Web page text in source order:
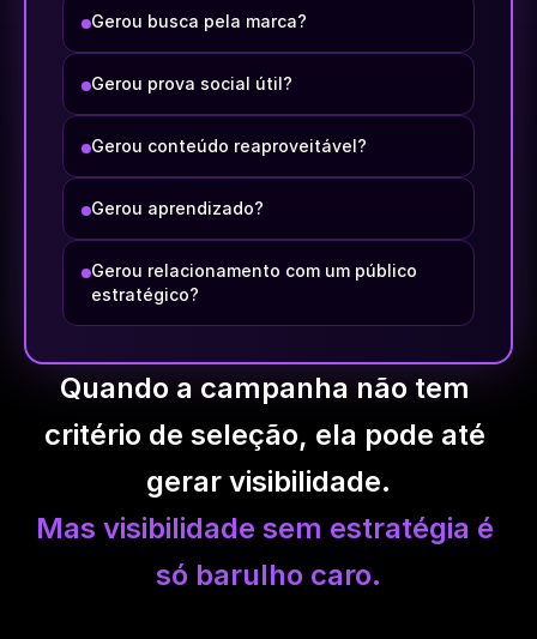
Gerou busca pela marca?
Gerou prova social útil?
Gerou conteúdo reaproveitável?
Gerou aprendizado?
Gerou relacionamento com um público
estratégico?
Quando a campanha não tem
critério de seleção, ela pode até
gerar visibilidade.
Mas visibilidade sem estratégia é
só barulho caro.